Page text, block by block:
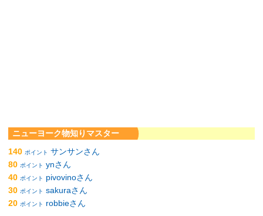
ニューヨーク物知りマスター
140 ポイント サンサンさん
80 ポイント ynさん
40 ポイント
pivovinoさん
30 ポイント sakuraさん
20 ポイント robbieさん